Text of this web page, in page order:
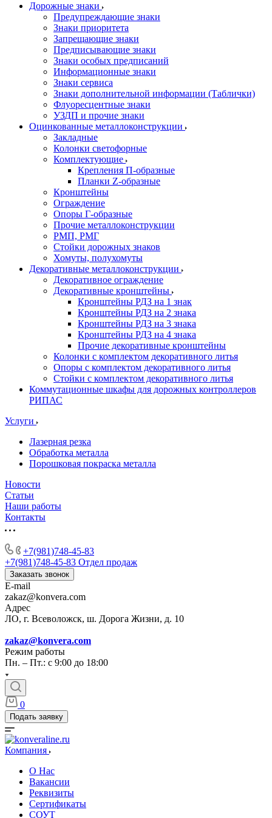
Дорожные знаки
Предупреждающие знаки
Знаки приоритета
Запрещающие знаки
Предписывающие знаки
Знаки особых предписаний
Информационные знаки
Знаки сервиса
Знаки дополнительной информации (Таблички)
Флуоресцентные знаки
УЗДП и прочие знаки
Оцинкованные металлоконструкции
Закладные
Колонки светофорные
Комплектующие
Крепления П-образные
Планки Z-образные
Кронштейны
Ограждение
Опоры Г-образные
Прочие металлоконструкции
РМП, РМГ
Стойки дорожных знаков
Хомуты, полухомуты
Декоративные металлоконструкции
Декоративное ограждение
Декоративные кронштейны
Кронштейны РДЗ на 1 знак
Кронштейны РДЗ на 2 знака
Кронштейны РДЗ на 3 знака
Кронштейны РДЗ на 4 знака
Прочие декоративные кронштейны
Колонки с комплектом декоративного литья
Опоры с комплектом декоративного литья
Стойки с комплектом декоративного литья
Коммутационные шкафы для дорожных контроллеров
РИПАС
Услуги
Лазерная резка
Обработка металла
Порошковая покраска металла
Новости
Статьи
Наши работы
Контакты
+7(981)748-45-83
+7(981)748-45-83 Отдел продаж
Заказать звонок
E-mail
zakaz@konvera.com
Адрес
ЛО, г. Всеволожск, ш. Дорога Жизни, д. 10
zakaz@konvera.com
Режим работы
Пн. – Пт.: с 9:00 до 18:00
0
Подать заявку
Компания
О Нас
Вакансии
Реквизиты
Сертификаты
СОУТ